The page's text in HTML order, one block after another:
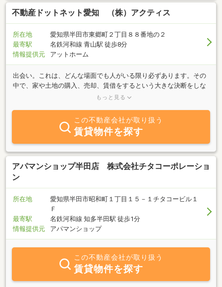
不動産ドットネット愛知 （株）アクティス
所在地
愛知県半田市東郷町２丁目８８番地の２
最寄駅
名鉄河和線 青山駅 徒歩8分
情報提供元
アットホーム
出会い。これは、どんな場面でも人がいる限り必ずあります。その
中で、家や土地の購入、売却、賃借をするという大きな決断をしな
ければならない時、どのような不動産屋、人と出会うかで変わって
いをする際には、必ず、その方にとって一番良い方向を模索し、提
案をしていきます。ご満足いただくことはもちろんですが、その後
の生活のことを考え、一生のお付き合いのできる不動産屋でいたい
と思っております。ご来店をお待ちしております。
もっと見る
この不動産会社が取り扱う
賃貸物件を探す
アパマンショップ半田店 株式会社チタコーポレーショ
ン
所在地
愛知県半田市昭和町１丁目１５－１チタコービル１
Ｆ
最寄駅
名鉄河和線 知多半田駅 徒歩1分
情報提供元
アパマンショップ
この不動産会社が取り扱う
賃貸物件を探す